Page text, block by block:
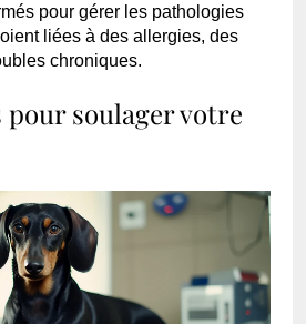
pour gérer les pathologies
liées à des allergies, des
chroniques.
pour soulager votre